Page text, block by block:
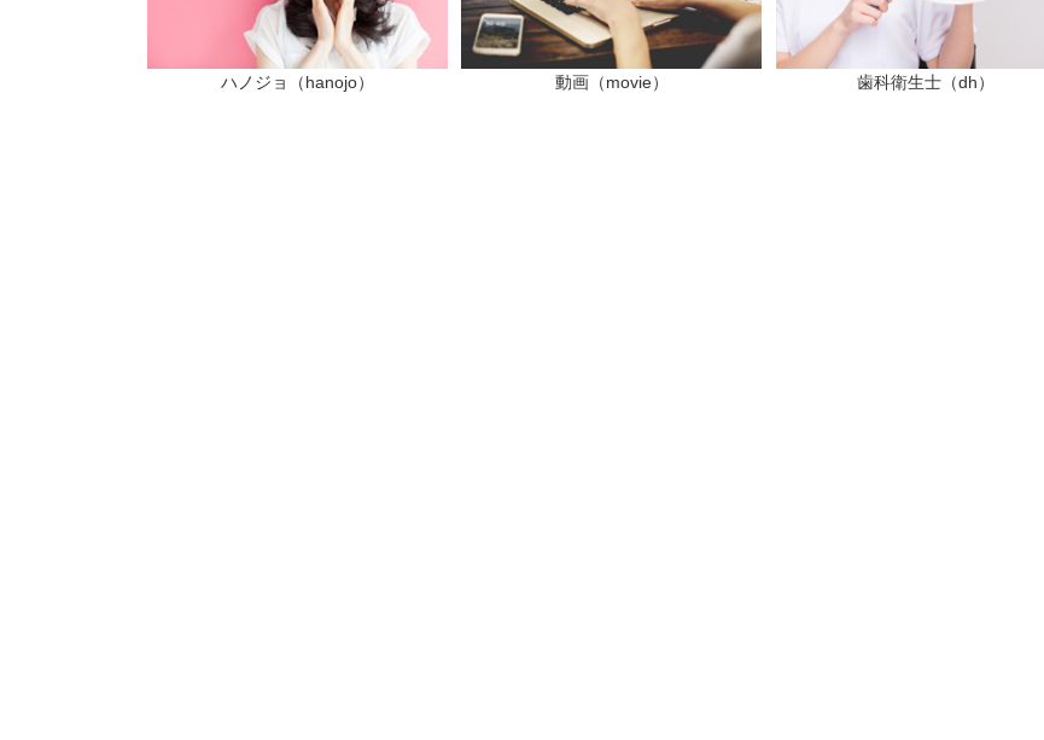
ハノジョ（hanojo） 動画（movie） 歯科衛生士（dh）